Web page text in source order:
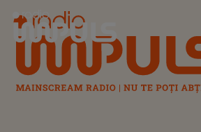
Radio Impuls